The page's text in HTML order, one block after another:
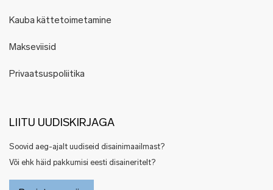
Kauba kättetoimetamine
Makseviisid
Privaatsuspoliitika
LIITU UUDISKIRJAGA
Soovid aeg-ajalt uudiseid disainimaailmast?
Või ehk häid pakkumisi eesti disaineritelt?